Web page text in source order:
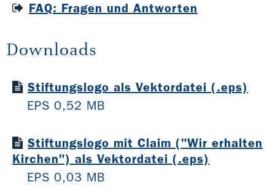
FAQ: Fragen und Antworten
Downloads
Stiftungslogo als Vektordatei (.eps)
EPS 0,52 MB
Stiftungslogo mit Claim ("Wir erhalten
Kirchen") als Vektordatei (.eps)
EPS 0,03 MB